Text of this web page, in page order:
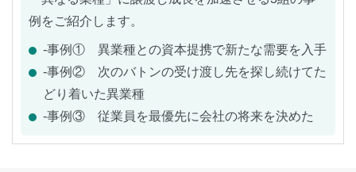
例をご紹介します。
-事例① 異業種との資本提携で新たな需要を入手
-事例② 次のバトンの受け渡し先を探し続けてた
どり着いた異業種
-事例③ 従業員を最優先に会社の将来を決めた